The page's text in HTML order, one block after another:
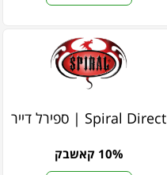
Spiral Direct | ספירל דיירקט
10% קאשבק